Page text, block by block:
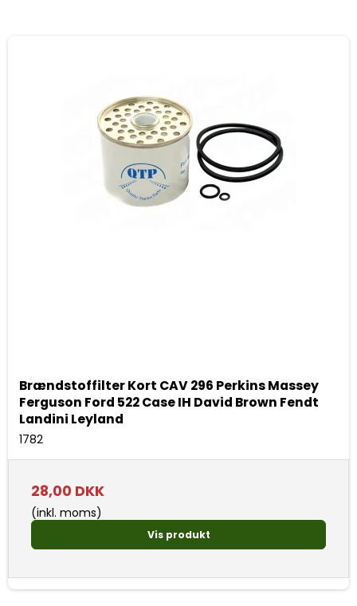
Brændstoffilter Kort CAV 296 Perkins Massey
Ferguson Ford 522 Case IH David Brown Fendt
Landini Leyland
1782
28,00 DKK
(inkl. moms)
Vis produkt